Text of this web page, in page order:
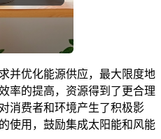
并优化能源供应，最大限度地
率的提高，资源得到了更合理
消费者和环境产生了积极影
使用，鼓励集成太阳能和风能